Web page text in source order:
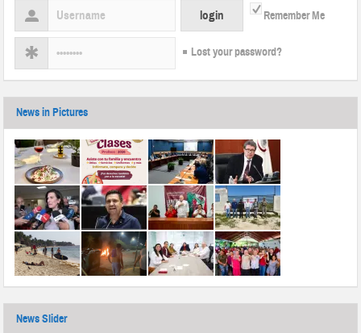
Remember Me
Lost your password?
News in Pictures
News Slider